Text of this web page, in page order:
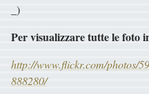
_)
Per visualizzare tutte le foto
http://www.flickr.com/photos/
888280/